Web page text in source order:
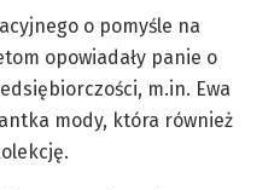
o pomyśle na
opowiadały panie o
m.in. Ewa
mody, która również